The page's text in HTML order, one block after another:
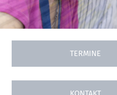
TERMINE